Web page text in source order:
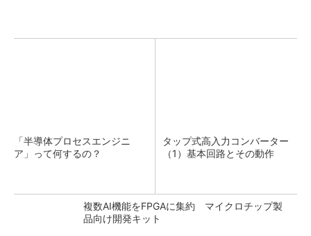
「半導体プロセスエンジニ
ア」って何するの？
タップ式高入力コンバーター
（1）基本回路とその動作
複数AI機能をFPGAに集約 マイクロチップ製
品向け開発キット